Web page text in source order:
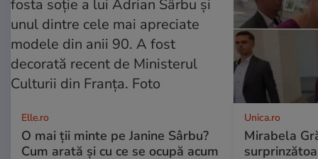
Elle.ro
O mai ții minte pe Janine Sârbu?
Cum arată și cu ce se ocupă acum
Unica.ro
Mirabela